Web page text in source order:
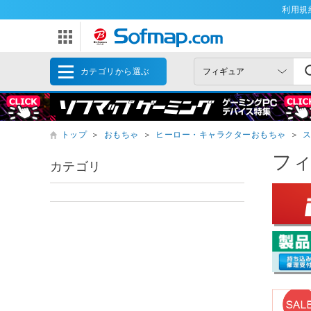
利用規
カテゴリから選ぶ
トップ ＞ おもちゃ ＞ ヒーロー・キャラクターおもちゃ ＞
フ
カテゴリ